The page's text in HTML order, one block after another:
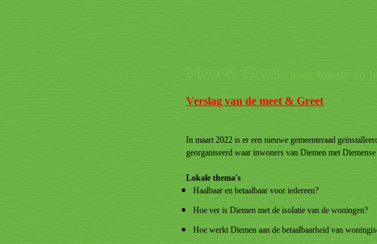
Verslag van de meet & Greet
In maart 2022 is er een nieuwe gemeenteraad
georganiseerd waar inwoners van Diemen met
Lokale thema's
Haalbaar en betaalbaar voor iedereen?
Hoe ver is Diemen met de isolatie van de woningen?
Hoe werkt Diemen aan de betaalbaarheid van